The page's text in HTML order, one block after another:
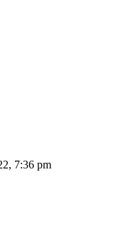
7:36 pm